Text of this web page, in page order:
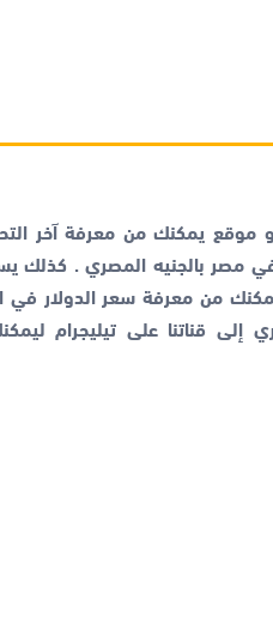
يمكنك من معرفة آخر
مصر بالجنيه المصري . كذلك
من معرفة سعر الدولار في
قناتنا على تيليجرام